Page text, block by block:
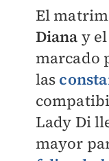
El
Diana y el
marcado
las
Lady Di
mayor